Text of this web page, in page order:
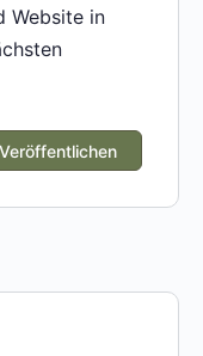
Website in